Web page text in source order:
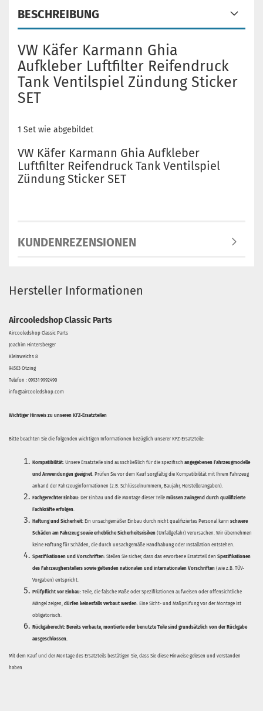
BESCHREIBUNG
VW Käfer Karmann Ghia
Aufkleber Luftfilter Reifendruck
Tank Ventilspiel Zündung Sticker
SET
1 Set wie abgebildet
VW Käfer Karmann Ghia Aufkleber
Luftfilter Reifendruck Tank Ventilspiel
Zündung Sticker SET
KUNDENREZENSIONEN
Hersteller Informationen
Aircooledshop Classic Parts
Aircooledshop Classic Parts
Joachim Hintersberger
Kleinweichs 8
94563 Otzing
Telefon : 09931 9992490
info@aircooledshop.com
Wichtiger Hinweis zu unseren KFZ-Ersatzteilen
Bitte beachten Sie die folgenden wichtigen Informationen bezüglich unserer KFZ-Ersatzteile:
Kompatibilität: Unsere Ersatzteile sind ausschließlich für die spezifisch angegebenen Fahrzeugmodelle
und Anwendungen geeignet. Prüfen Sie vor dem Kauf sorgfältig die Kompatibilität mit Ihrem Fahrzeug
anhand der Fahrzeuginformationen (z.B. Schlüsselnummern, Baujahr, Herstellerangaben).
Fachgerechter Einbau: Der Einbau und die Montage dieser Teile müssen zwingend durch qualifizierte
Fachkräfte erfolgen.
Haftung und Sicherheit: Ein unsachgemäßer Einbau durch nicht qualifiziertes Personal kann schwere
Schäden am Fahrzeug sowie erhebliche Sicherheitsrisiken (Unfallgefahr) verursachen. Wir übernehmen
keine Haftung für Schäden, die durch unsachgemäße Handhabung oder Installation entstehen.
Spezifikationen und Vorschriften: Stellen Sie sicher, dass das erworbene Ersatzteil den Spezifikationen
des Fahrzeugherstellers sowie geltenden nationalen und internationalen Vorschriften (wie z.B. TÜV-
Vorgaben) entspricht.
Prüfpflicht vor Einbau: Teile, die falsche Maße oder Spezifikationen aufweisen oder offensichtliche
Mängel zeigen, dürfen keinesfalls verbaut werden. Eine Sicht- und Maßprüfung vor der Montage ist
obligatorisch.
Rückgaberecht: Bereits verbaute, montierte oder benutzte Teile sind grundsätzlich von der Rückgabe
ausgeschlossen.
Mit dem Kauf und der Montage des Ersatzteils bestätigen Sie, dass Sie diese Hinweise gelesen und verstanden
haben